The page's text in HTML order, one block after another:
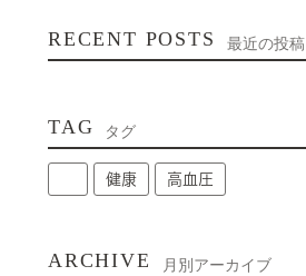
RECENT POSTS 最近の投稿
TAG タグ
健康 高血圧
ARCHIVE 月別アーカイブ